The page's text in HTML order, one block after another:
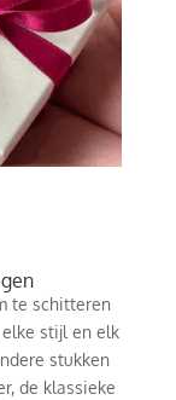
te schitteren
stijl en elk
stukken
de klassieke